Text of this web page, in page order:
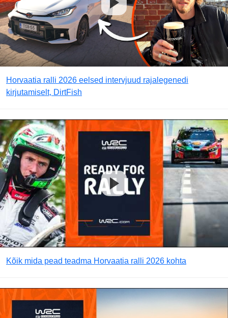
Horvaatia ralli 2026 eelsed intervjuud rajalegenedi
kirjutamiselt, DirtFish
Kõik mida pead teadma Horvaatia ralli 2026 kohta